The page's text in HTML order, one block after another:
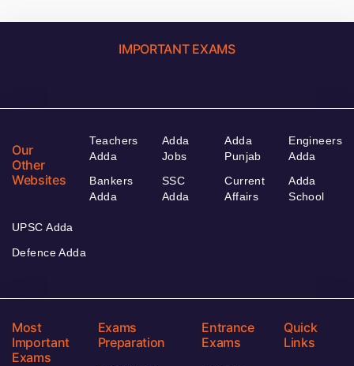
IMPORTANT EXAMS
Our
Other
Websites
Teachers
Adda
Bankers
Adda
Adda
Jobs
SSC
Adda
Adda
Punjab
Current
Affairs
Engineers
Adda
Adda
School
UPSC Adda
Defence Adda
Most
Important
Exams
Exams
Preparation
Entrance
Exams
Quick
Links